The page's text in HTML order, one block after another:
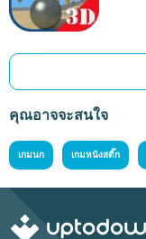
คุณอาจจะสนใจ
เกมนก เกมหนังสติ๊ก